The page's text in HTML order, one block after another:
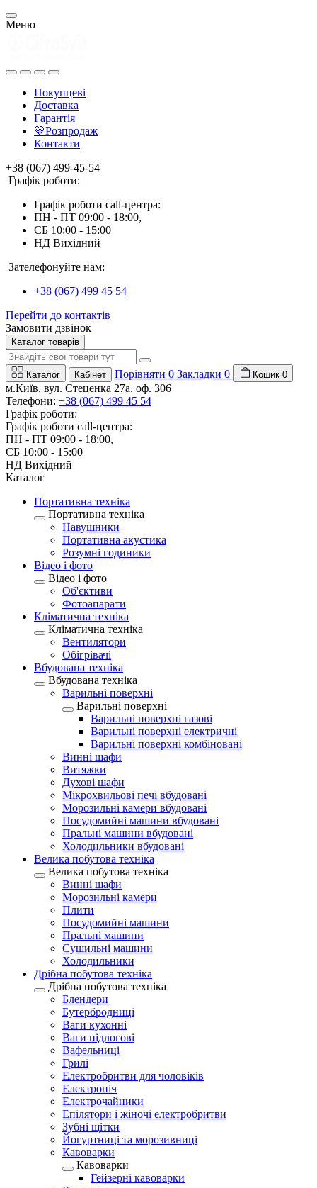
Меню
Покупцеві
Доставка
Гарантія
💛Розпродаж
Контакти
+38 (067) 499-45-54
Графік роботи:
Графік роботи call-центра:
ПН - ПТ 09:00 - 18:00,
СБ 10:00 - 15:00
НД Вихідний
Зателефонуйте нам:
+38 (067) 499 45 54
Перейти до контактів
Замовити дзвінок
Каталог товарів
Каталог Кабінет Порівняти 0 Закладки 0 Кошик 0
м.Київ, вул. Стеценка 27a, оф. 306
Телефони: +38 (067) 499 45 54
Графік роботи:
Графік роботи call-центра:
ПН - ПТ 09:00 - 18:00,
СБ 10:00 - 15:00
НД Вихідний
Каталог
Портативна техніка
Портативна техніка
Навушники
Портативна акустика
Розумні годиники
Відео і фото
Відео і фото
Об'єктиви
Фотоапарати
Клiматична технiка
Клiматична технiка
Вентилятори
Обігрівачі
Вбудована техніка
Вбудована техніка
Варильні поверхні
Варильні поверхні
Варильні поверхні газові
Варильні поверхні електричні
Варильні поверхні комбіновані
Винні шафи
Витяжки
Духові шафи
Мікрохвильові печі вбудовані
Морозильні камери вбудовані
Посудомийні машини вбудовані
Пральні машини вбудовані
Холодильники вбудовані
Велика побутова техніка
Велика побутова техніка
Винні шафи
Морозильні камери
Плити
Посудомийні машини
Пральні машини
Сушильні машини
Холодильники
Дрібна побутова техніка
Дрібна побутова техніка
Блендери
Бутербродниці
Ваги кухонні
Ваги підлогові
Вафельниці
Грилі
Електробритви для чоловіків
Електропіч
Електрочайники
Епілятори і жіночі електробритви
Зубні щітки
Йогуртниці та морозивниці
Кавоварки
Кавоварки
Гейзерні кавоварки